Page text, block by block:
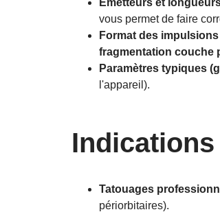
Émetteurs et
vous permet de faire
Format des impulsions
fragmentation couche
Paramètres typiques
l'appareil).
Tatouages
périorbitaires).